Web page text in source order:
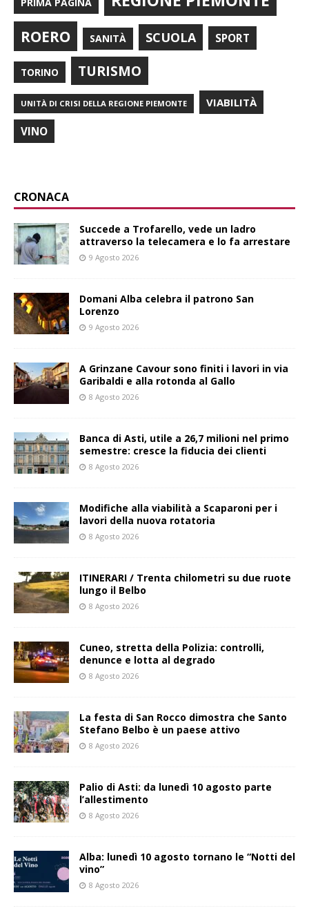
ROERO SANITÀ SCUOLA SPORT
TORINO TURISMO
UNITÀ DI CRISI DELLA REGIONE PIEMONTE VIABILITÀ
VINO
CRONACA
Succede a Trofarello, vede un ladro
attraverso la telecamera e lo fa arrestare
9 Agosto 2026
Domani Alba celebra il patrono San
Lorenzo
9 Agosto 2026
A Grinzane Cavour sono finiti i lavori in via
Garibaldi e alla rotonda al Gallo
8 Agosto 2026
Banca di Asti, utile a 26,7 milioni nel primo
semestre: cresce la fiducia dei clienti
8 Agosto 2026
Modifiche alla viabilità a Scaparoni per i
lavori della nuova rotatoria
8 Agosto 2026
ITINERARI / Trenta chilometri su due ruote
lungo il Belbo
8 Agosto 2026
Cuneo, stretta della Polizia: controlli,
denunce e lotta al degrado
8 Agosto 2026
La festa di San Rocco dimostra che Santo
Stefano Belbo è un paese attivo
8 Agosto 2026
Palio di Asti: da lunedì 10 agosto parte
l’allestimento
8 Agosto 2026
Alba: lunedì 10 agosto tornano le “Notti del
vino”
8 Agosto 2026